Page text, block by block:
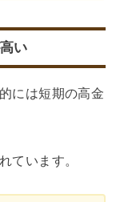
い
には短期の高金
ています。